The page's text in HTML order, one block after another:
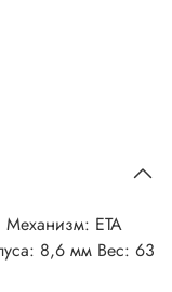
ETA
8,6 мм Вес: 63